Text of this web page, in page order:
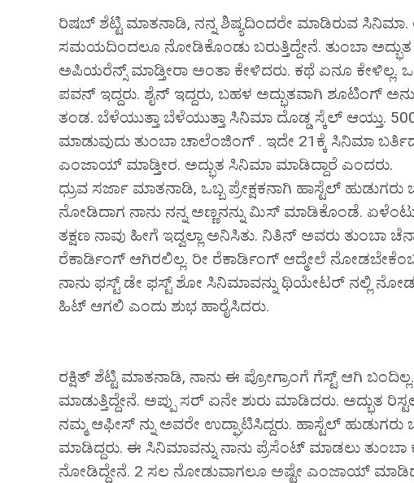
ರಿಷಬ್ ಶೆಟ್ಟಿ ಮಾತನಾಡಿ, ನನ್ನ ಶಿಷ್ಯದಿಂದರೇ ಮಾಡಿರುವ
ಸಮಯದಿಂದಲೂ ನೋಡಿಕೊಂಡು ಬರುತ್ತಿದ್ದೇನೆ. ತುಂಬಾ
ಅಪಿಯರೆನ್ಸ್ ಮಾಡ್ತೀರಾ ಅಂತಾ ಕೇಳಿದರು. ಕಥೆ ಏನೂ ಕೇಳಿಲ್ಲ.
ಪವನ್ ಇದ್ದರು. ಶೈನ್ ಇದ್ದರು, ಬಹಳ ಅದ್ಭುತವಾಗಿ ಶೂಟಿಂಗ್
ತಂಡ. ಬೆಳೆಯುತ್ತಾ ಬೆಳೆಯುತ್ತಾ ಸಿನಿಮಾ ದೊಡ್ಡ ಸ್ಕೆಲ್ ಆಯ್ತು.
ಮಾಡುವುದು ತುಂಬಾ ಚಾಲೆಂಜಿಂಗ್ . ಇದೇ 21ಕ್ಕೆ ಸಿನಿಮಾ
ಎಂಜಾಯ್ ಮಾಡ್ತೀರ. ಅದ್ಭುತ ಸಿನಿಮಾ ಮಾಡಿದ್ದಾರೆ ಎಂದರು.
ಧ್ರುವ ಸರ್ಜಾ ಮಾತನಾಡಿ, ಒಬ್ಬ ಪ್ರೇಕ್ಷಕನಾಗಿ ಹಾಸ್ಟೆಲ್
ನೋಡಿದಾಗ ನಾನು ನನ್ನ ಅಣ್ಣನನ್ನು ಮಿಸ್ ಮಾಡಿಕೊಂಡೆ.
ತಕ್ಷಣ ನಾವು ಹೀಗೆ ಇದ್ವಲ್ಲಾ ಅನಿಸಿತು. ನಿತಿನ್ ಅವರು ತುಂಬಾ
ರೆಕಾರ್ಡಿಂಗ್ ಆಗಿರಲಿಲ್ಲ. ರೀ ರೆಕಾರ್ಡಿಂಗ್ ಆದ್ಮೇಲೆ
ನಾನು ಫಸ್ಟ್ ಡೇ ಫಸ್ಟ್ ಶೋ ಸಿನಿಮಾವನ್ನು ಥಿಯೇಟರ್ ನಲ್ಲಿ
ಹಿಟ್ ಆಗಲಿ ಎಂದು ಶುಭ ಹಾರೈಸಿದರು.
ರಕ್ಷಿತ್ ಶೆಟ್ಟಿ ಮಾತನಾಡಿ, ನಾನು ಈ ಪ್ರೋಗ್ರಾಂಗೆ ಗೆಸ್ಟ್ ಆಗಿ
ಮಾಡುತ್ತಿದ್ದೇನೆ. ಅಪ್ಪು ಸರ್ ಏನೇ ಶುರು ಮಾಡಿದರು. ಅದ್ಭುತ
ನಮ್ಮ ಆಫೀಸ್ ನ್ನು ಅವರೇ ಉದ್ಘಾಟಿಸಿದ್ದರು. ಹಾಸ್ಟೆಲ್
ಮಾಡಿದ್ದರು. ಈ ಸಿನಿಮಾವನ್ನು ನಾನು ಪ್ರೆಸೆಂಟ್ ಮಾಡಲು ತುಂಬಾ
ನೋಡಿದ್ದೇನೆ. 2 ಸಲ ನೋಡುವಾಗಲೂ ಅಷ್ಟೇ ಎಂಜಾಯ್